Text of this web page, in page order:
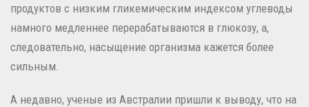
продуктов с низким гликемическим индексом углеводы
намного медленнее перерабатываются в глюкозу, а,
следовательно, насыщение организма кажется более
сильным.
А недавно, ученые из Австралии пришли к выводу, что на